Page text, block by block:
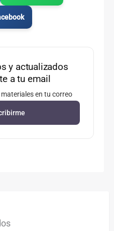
y actualizados
a tu email
en tu correo